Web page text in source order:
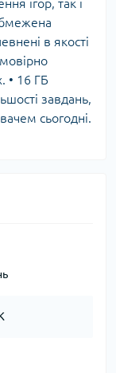
ігор, так і
в якості
• 16 ГБ
завдань,
сьогодні.